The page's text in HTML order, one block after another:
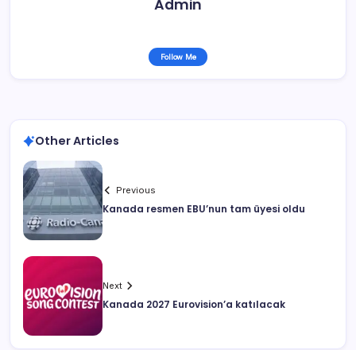
Admin
Follow Me
Other Articles
Previous
Kanada resmen EBU’nun tam üyesi oldu
Next
Kanada 2027 Eurovision’a katılacak